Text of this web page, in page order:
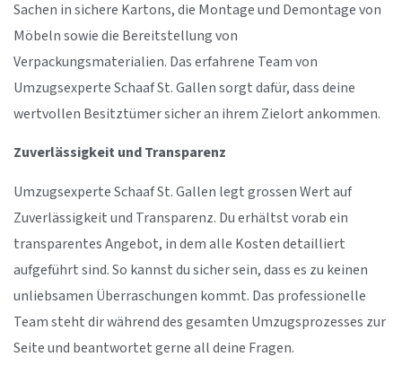
Sachen in sichere Kartons, die Montage und Demontage von
Möbeln sowie die Bereitstellung von
Verpackungsmaterialien. Das erfahrene Team von
Umzugsexperte Schaaf St. Gallen sorgt dafür, dass deine
wertvollen Besitztümer sicher an ihrem Zielort ankommen.
Zuverlässigkeit und Transparenz
Umzugsexperte Schaaf St. Gallen legt grossen Wert auf
Zuverlässigkeit und Transparenz. Du erhältst vorab ein
transparentes Angebot, in dem alle Kosten detailliert
aufgeführt sind. So kannst du sicher sein, dass es zu keinen
unliebsamen Überraschungen kommt. Das professionelle
Team steht dir während des gesamten Umzugsprozesses zur
Seite und beantwortet gerne all deine Fragen.